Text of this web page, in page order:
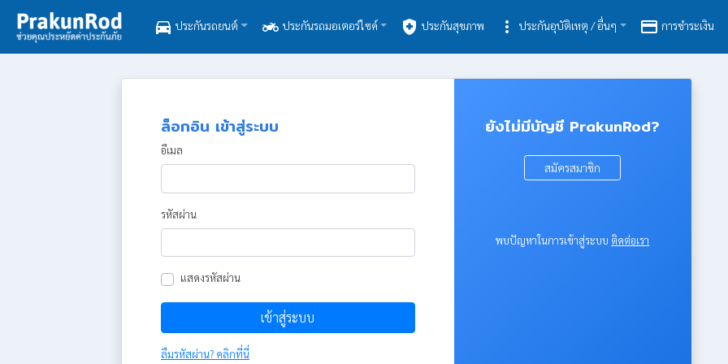
directions_car ประกันรถยนต์ two_wheeler ประกันรถมอเตอร์ไซค์ health_and_safety ประกันสุขภาพ more_vert ประกันอุบัติเหตุ / อื่นๆ payment การชำระเงิน
ล็อกอิน เข้าสู่ระบบ
อีเมล
รหัสผ่าน
แสดงรหัสผ่าน
เข้าสู่ระบบ
ลืมรหัสผ่าน? คลิกที่นี่
ยังไม่มีบัญชี PrakunRod?
สมัครสมาชิก
พบปัญหาในการเข้าสู่ระบบ ติดต่อเรา